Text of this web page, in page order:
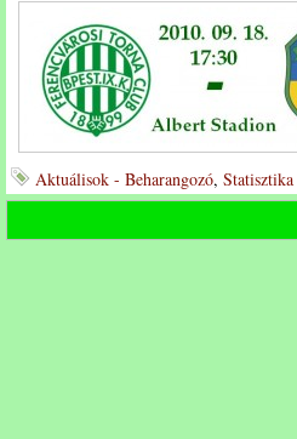
Aktuálisok - Beharangozó, Statisztika